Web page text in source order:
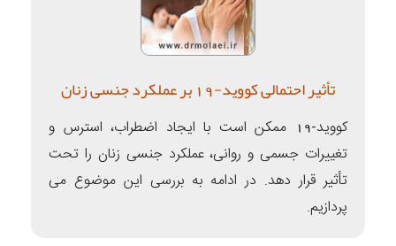
تأثیر احتمالی کووید-19 بر عملکرد جنسی زنان
کووید-19 ممکن است با ایجاد اضطراب، استرس و
تغییرات جسمی و روانی، عملکرد جنسی زنان را تحت
تأثیر قرار دهد. در ادامه به بررسی این موضوع می
پردازیم.